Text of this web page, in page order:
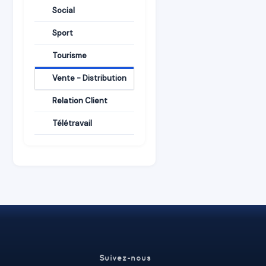
Social
Sport
Tourisme
Vente - Distribution
Relation Client
Télétravail
Suivez-nous